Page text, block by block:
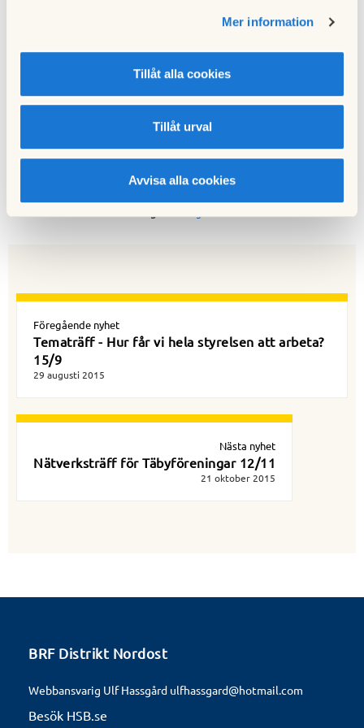
Mer information
Tillåt alla cookies
Tillåt urval
Avvisa alla cookies
Föregående nyhet
Tematräff - Hur får vi hela styrelsen att arbeta?
15/9
29 augusti 2015
Nästa nyhet
Nätverksträff för Täbyföreningar 12/11
21 oktober 2015
BRF Distrikt Nordost
Webbansvarig Ulf Hassgård ulfhassgard@hotmail.com
Besök HSB.se